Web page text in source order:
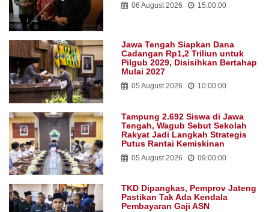
06 August 2026 15:00:00
Jawa Tengah Siapkan Dana
Cadangan Rp1,2 Triliun untuk
Pilgub 2029, Disisihkan Bertahap
Mulai 2027
05 August 2026 10:00:00
Tampung 2.692 Siswa di Jawa
Tengah, Wagub Sebut Sekolah
Rakyat Jadi Langkah Strategis
Putus Rantai Kemiskinan
05 August 2026 09:00:00
TKD Dipangkas, Pemprov Jateng
Pastikan Tak Ada Kendala
Pembayaran Gaji ASN